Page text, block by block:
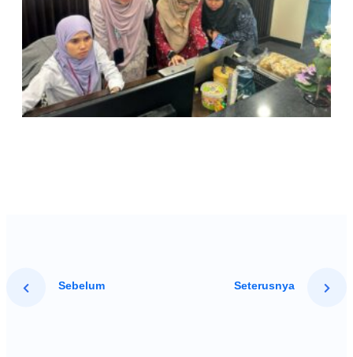
Sebelum Seterusnya